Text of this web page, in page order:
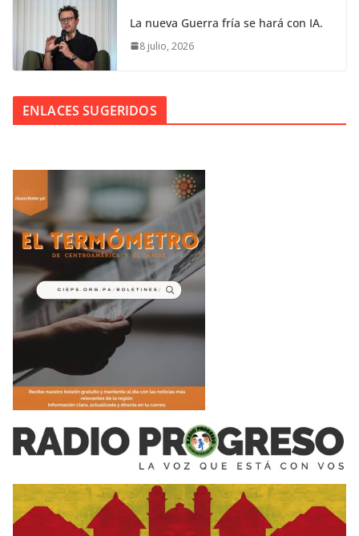
La nueva Guerra fría se hará con IA.
8 julio, 2026
ENLACES SUGERIDOS